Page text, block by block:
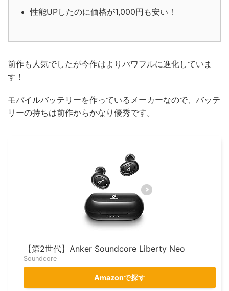
性能UPしたのに価格が1,000円も安い！
前作も人気でしたが今作はよりパワフルに進化していま
す！
モバイルバッテリーを作っているメーカーなので、バッテ
リーの持ちは前作からかなり優秀です。
【第2世代】Anker Soundcore Liberty Neo
Soundcore
Amazonで探す